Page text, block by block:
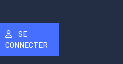
SE
CONNECTER